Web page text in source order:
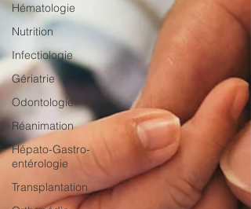
Hématologie
Nutrition
Infectiologie
Gériatrie
Odontologie
Réanimation
Hépato-Gastro-
entérologie
Transplantation